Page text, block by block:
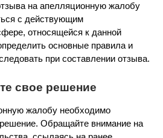
на апелляционную жалобу
с действующим
относящейся к данной
основные правила и
при составлении отзыва.
свое решение
жалобу необходимо
решение. Обращайте внимание на